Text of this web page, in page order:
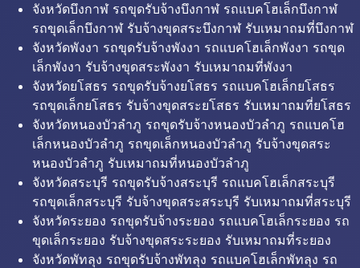
จังหวัดบึงกาฬ รถขุดรับจ้างบึงกาฬ รถแบคโฮเล็กบึงกาฬ
รถขุดเล็กบึงกาฬ รับจ้างขุดสระบึงกาฬ รับเหมาถมที่บึงกาฬ
จังหวัดพังงา รถขุดรับจ้างพังงา รถแบคโฮเล็กพังงา รถขุด
เล็กพังงา รับจ้างขุดสระพังงา รับเหมาถมที่พังงา
จังหวัดยโสธร รถขุดรับจ้างยโสธร รถแบคโฮเล็กยโสธร
รถขุดเล็กยโสธร รับจ้างขุดสระยโสธร รับเหมาถมที่ยโสธร
จังหวัดหนองบัวลำภู รถขุดรับจ้างหนองบัวลำภู รถแบคโฮ
เล็กหนองบัวลำภู รถขุดเล็กหนองบัวลำภู รับจ้างขุดสระ
หนองบัวลำภู รับเหมาถมที่หนองบัวลำภู
จังหวัดสระบุรี รถขุดรับจ้างสระบุรี รถแบคโฮเล็กสระบุรี
รถขุดเล็กสระบุรี รับจ้างขุดสระสระบุรี รับเหมาถมที่สระบุรี
จังหวัดระยอง รถขุดรับจ้างระยอง รถแบคโฮเล็กระยอง รถ
ขุดเล็กระยอง รับจ้างขุดสระระยอง รับเหมาถมที่ระยอง
จังหวัดพัทลุง รถขุดรับจ้างพัทลุง รถแบคโฮเล็กพัทลุง รถ